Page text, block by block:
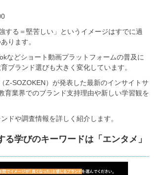
する＝堅苦しい」というイメージはすでに過
ります。
などショート動画プラットフォームの普及に
ブランド選びも大きく変化しています。
Z-SOZOKEN）が発表した最新のインサイトサ
育業界でのブランド支持理由や新しい学習観を
ドや調査情報を詳しく紹介します。
る学びのキーワードは「エンタメ」